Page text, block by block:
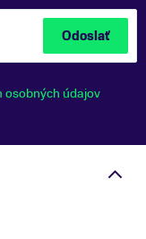
Odoslať
osobných údajov